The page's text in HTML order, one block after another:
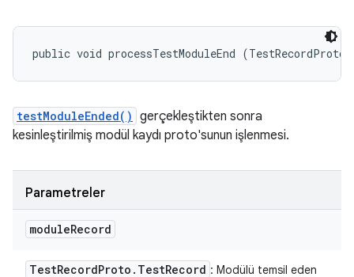
public void processTestModuleEnd
testModuleEnded() gerçekleştikten sonra
kesinleştirilmiş modül kaydı proto'sunun işlenmesi.
Parametreler
moduleRecord
TestRecordProto . TestRecord : Modülü temsil eden